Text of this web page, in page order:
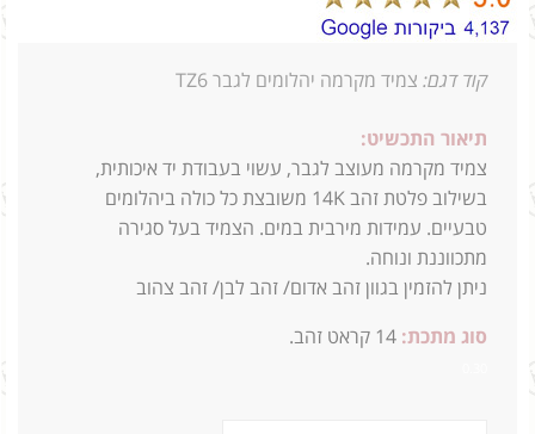
קוד דגם: צמיד מקרמה יהלומים לגבר TZ6
תיאור התכשיט:
צמיד מקרמה מעוצב לגבר, עשוי בעבודת יד איכותית,
בשילוב פלטת זהב 14K
משובצת כל כולה ביהלומים
טבעיים. עמידות מירבית במים. הצמיד בעל סגירה
מתכווננת ונוחה.
ניתן להזמין בגוון זהב אדום/ זהב לבן/ זהב צהוב
סוג מתכת: 14 קראט זהב.